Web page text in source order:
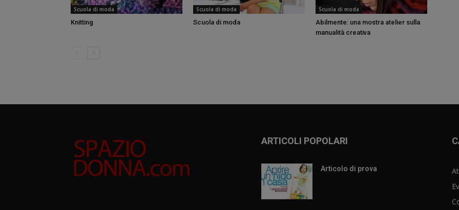
Scuola di moda
Knitting
Scuola di moda
Scuola di moda
Scuola di moda
Abilmente: una mostra atelier sulla
manualità creativa
ARTICOLI POPOLARI
Articolo di prova